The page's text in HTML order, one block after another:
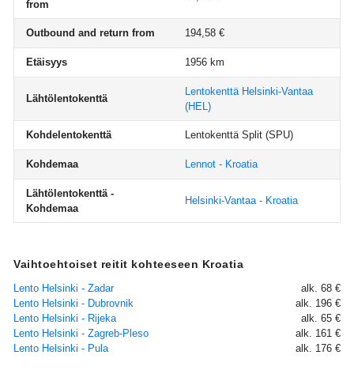
from
Outbound and return from 194,58 €
Etäisyys 1956 km
Lähtölentokenttä
Lentokenttä Helsinki-Vantaa
(HEL)
Kohdelentokenttä Lentokenttä Split (SPU)
Kohdemaa Lennot - Kroatia
Lähtölentokenttä -
Kohdemaa
Helsinki-Vantaa - Kroatia
Vaihtoehtoiset reitit kohteeseen Kroatia
Lento Helsinki - Zadar
alk. 68 €
Lento Helsinki - Dubrovnik
alk. 196 €
Lento Helsinki - Rijeka
alk. 65 €
Lento Helsinki - Zagreb-Pleso
alk. 161 €
Lento Helsinki - Pula
alk. 176 €